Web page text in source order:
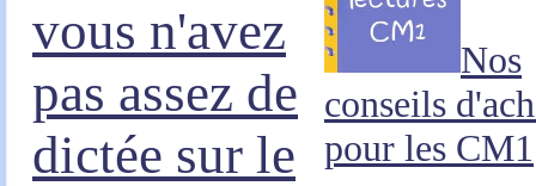
vous n'avez
pas assez de
dictée sur le
Nos
conseils
pour les CM1